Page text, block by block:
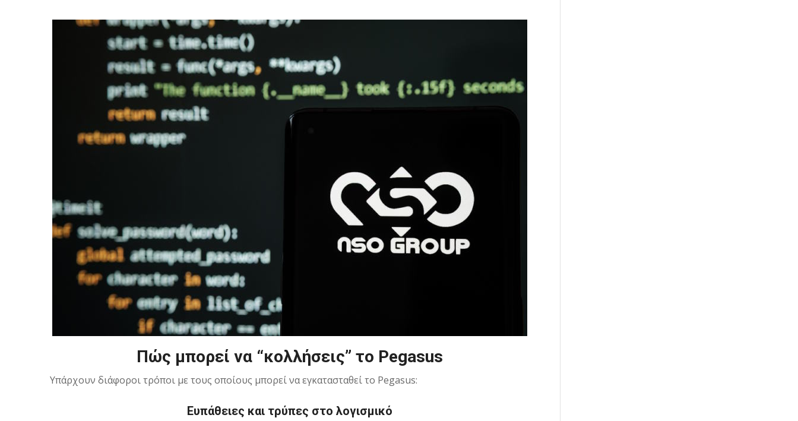
Πώς μπορεί να “κολλήσεις” το Pegasus
Υπάρχουν διάφοροι τρόποι με τους οποίους μπορεί να εγκατασταθεί το Pegasus:
Ευπάθειες και τρύπες στο λογισμικό